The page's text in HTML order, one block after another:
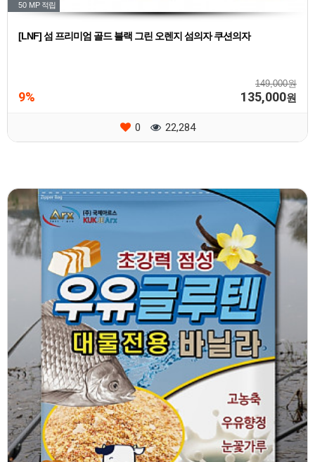
50 MP 적립
[LNF] 섬 프리미엄 골드 블랙 그린 오렌지 섬의자 쿠션의자
149,000원
9% 135,000원
0 22,284